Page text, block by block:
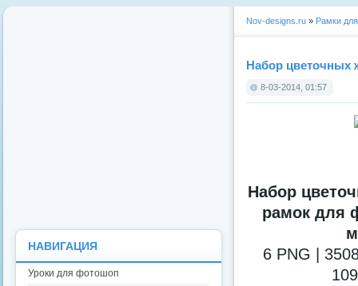
Nov-designs.ru » Рамки
Набор цветочных
8-03-2014, 01:57
Набор
рамок для
6 PNG |
НАВИГАЦИЯ
Уроки для фотошоп